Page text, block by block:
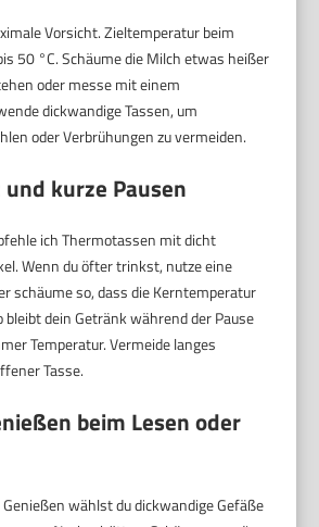
Vorsicht. Zieltemperatur beim
50 °C. Schäume die Milch etwas heißer
oder messe mit einem
dickwandige Tassen, um
oder Verbrühungen zu vermeiden.
kurze Pausen
ich Thermotassen mit dicht
Wenn du öfter trinkst, nutze eine
schäume so, dass die Kerntemperatur
dein Getränk während der Pause
Temperatur. Vermeide langes
Tasse.
beim Lesen oder
wählst du dickwandige Gefäße